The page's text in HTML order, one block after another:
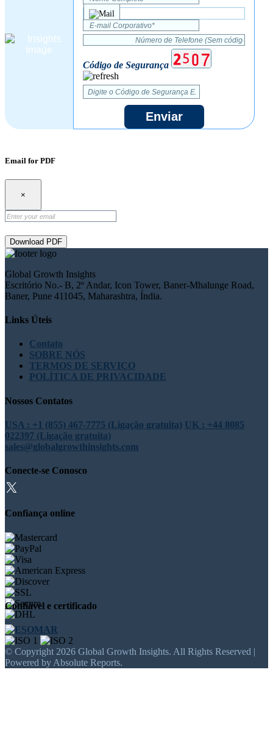
Código de Segurança
Enviar
Email for PDF
×
Download PDF
Global Growth Insights
Escritório No.- B, 2º Andar, Icon Tower, Baner-Mhalunge Road,
Baner, Pune 411045, Maharashtra, Índia.
Links Úteis
Contato
SOBRE NÓS
TERMOS DE SERVIÇO
POLÍTICA DE PRIVACIDADE
Nossos Contatos
USA : +1 (855) 467-7775 (Ligação gratuita) UK : +44 8085
022397 (Ligação gratuita)
sales@globalgrowthinsights.com
Conecte-se Conosco
Confiança online
Confiável e certificado
© Copyright 2026 Global Growth Insights. All Rights Reserved |
Powered by Absolute Reports.